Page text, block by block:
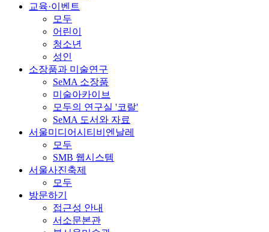
교육·이벤트
모두
어린이
청소년
성인
소장품과 미술연구
SeMA 소장품
미술아카이브
모두의 연구실 '코랄'
SeMA 도서와 자료
서울미디어시티비엔날레
모두
SMB 웹시스템
서울사진축제
모두
방문하기
접근성 안내
서소문본관